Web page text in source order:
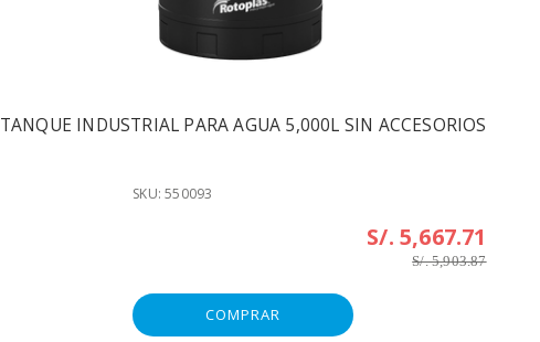
TANQUE INDUSTRIAL PARA AGUA 5,000L SIN ACCESORIOS
SKU: 550093
S/. 5,903.87
S/. 5,667.71
COMPRAR